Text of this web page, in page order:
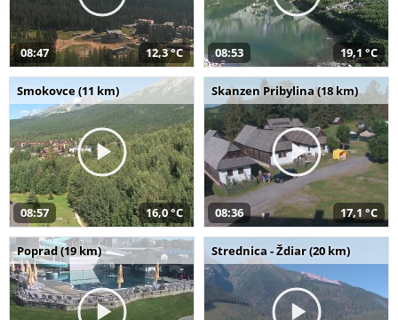
08:47 12,3 °C 08:53 19,1 °C
Smokovce (11 km)
08:57 16,0 °C
Skanzen Pribylina (18 km)
08:36 17,1 °C
Poprad (19 km) Strednica - Ždiar (20 km)